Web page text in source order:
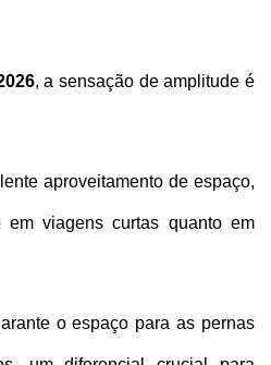
, a sensação de amplitude é
aproveitamento de espaço,
em viagens curtas quanto em
o espaço para as pernas